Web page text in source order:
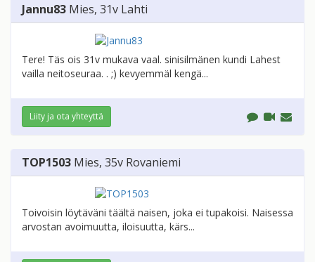
Jannu83 Mies, 31v Lahti
Tere! Täs ois 31v mukava vaal. sinisilmänen kundi Lahest
vailla neitoseuraa. . ;) kevyemmäl kengä...
Liity ja ota yhteyttä
TOP1503 Mies, 35v Rovaniemi
Toivoisin löytäväni täältä naisen, joka ei tupakoisi. Naisessa
arvostan avoimuutta, iloisuutta, kärs...